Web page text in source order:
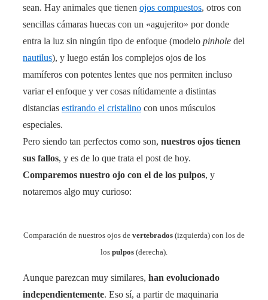
sean. Hay animales que tienen ojos compuestos, otros con
sencillas cámaras huecas con un «agujerito» por donde
entra la luz sin ningún tipo de enfoque (modelo pinhole del
nautilus), y luego están los complejos ojos de los
mamíferos con potentes lentes que nos permiten incluso
variar el enfoque y ver cosas nítidamente a distintas
distancias estirando el cristalino con unos músculos
especiales.
Pero siendo tan perfectos como son, nuestros ojos tienen
sus fallos, y es de lo que trata el post de hoy.
Comparemos nuestro ojo con el de los pulpos, y
notaremos algo muy curioso:
Comparación de nuestros ojos de vertebrados (izquierda) con los de
los pulpos (derecha).
Aunque parezcan muy similares, han evolucionado
independientemente. Eso sí, a partir de maquinaria